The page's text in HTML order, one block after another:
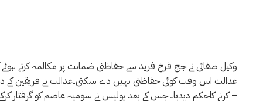
وکیل صفائی نے جج فرخ فرید سے حفاظتی ضمانت پر مکالمہ کرتے
عدالت اس وقت کوئی حفاظتی نہیں دے سکتی۔عدالت نے فریقین کے
کرنے کاحکم دیدیا۔ جس کے بعد پولیس نے سومیہ عاصم کو گرفتار کرکے جیل بھیج دیا –